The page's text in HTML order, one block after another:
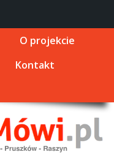
O projekcie
Kontakt